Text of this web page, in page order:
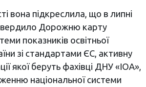
вона підкреслила, що в липні
Дорожню карту
показників освітньої
зі стандартами ЄС, активну
якої беруть фахівці ДНУ «ІОА»,
національної системи